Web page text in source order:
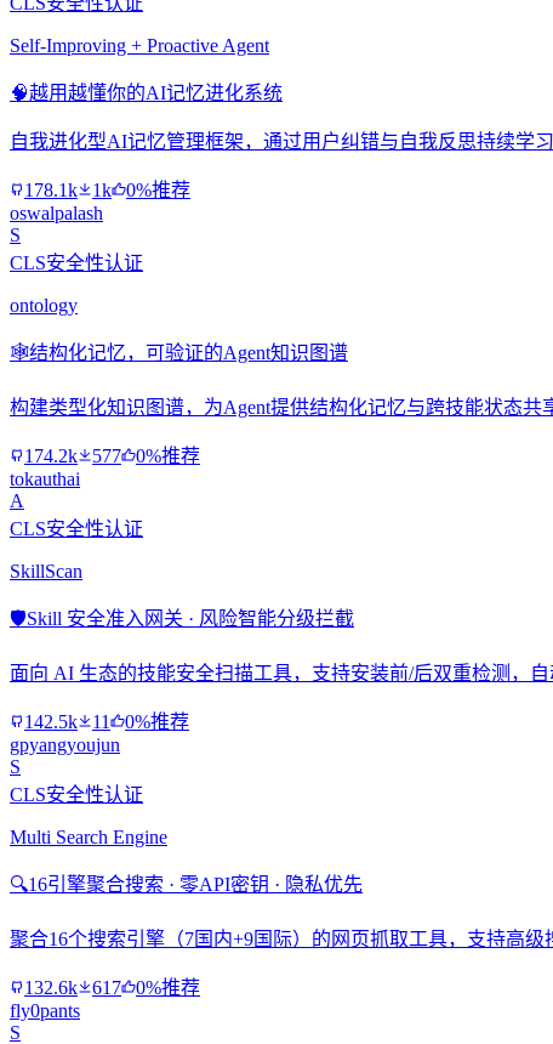
Self-Improving + Proactive Agent
🧠越用越懂你的AI记忆进化系统
自我进化型AI记忆管理框架，通过用户纠错与自我反思持续学
178.1k 1k
0%推荐
oswalpalash
S
CLS安全性认证
ontology
🕸️结构化记忆，可验证的Agent知识图谱
构建类型化知识图谱，为Agent提供结构化记忆与跨技能状态共
174.2k 577
0%推荐
tokauthai
A
CLS安全性认证
SkillScan
🛡️Skill 安全准入网关 · 风险智能分级拦截
面向 AI 生态的技能安全扫描工具，支持安装前/后双重检测，
142.5k 11
0%推荐
gpyangyoujun
S
CLS安全性认证
Multi Search Engine
🔍16引擎聚合搜索 · 零API密钥 · 隐私优先
聚合16个搜索引擎（7国内+9国际）的网页抓取工具，支持高
132.6k 617
0%推荐
fly0pants
S